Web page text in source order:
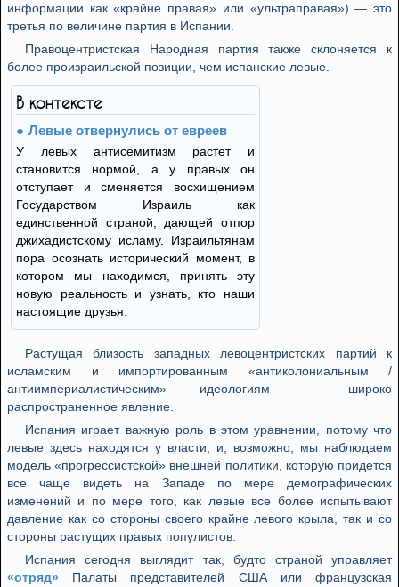
информации как «крайне правая» или «ультраправая») — это
третья по величине партия в Испании.
Правоцентристская Народная партия также склоняется к
более произраильской позиции, чем испанские левые.
В контексте
Левые отвернулись от евреев
У левых антисемитизм растет и
становится нормой, а у правых он
отступает и сменяется восхищением
Государством Израиль как
единственной страной, дающей отпор
джихадистскому исламу. Израильтянам
пора осознать исторический момент, в
котором мы находимся, принять эту
новую реальность и узнать, кто наши
настоящие друзья.
Растущая близость западных левоцентристских партий к
исламским и импортированным «антиколониальным /
антиимпериалистическим» идеологиям — широко
распространенное явление.
Испания играет важную роль в этом уравнении, потому что
левые здесь находятся у власти, и, возможно, мы наблюдаем
модель «прогрессистской» внешней политики, которую придется
все чаще видеть на Западе по мере демографических
изменений и по мере того, как левые все более испытывают
давление как со стороны своего крайне левого крыла, так и со
стороны растущих правых популистов.
Испания сегодня выглядит так, будто страной управляет
«отряд» Палаты представителей США или французская